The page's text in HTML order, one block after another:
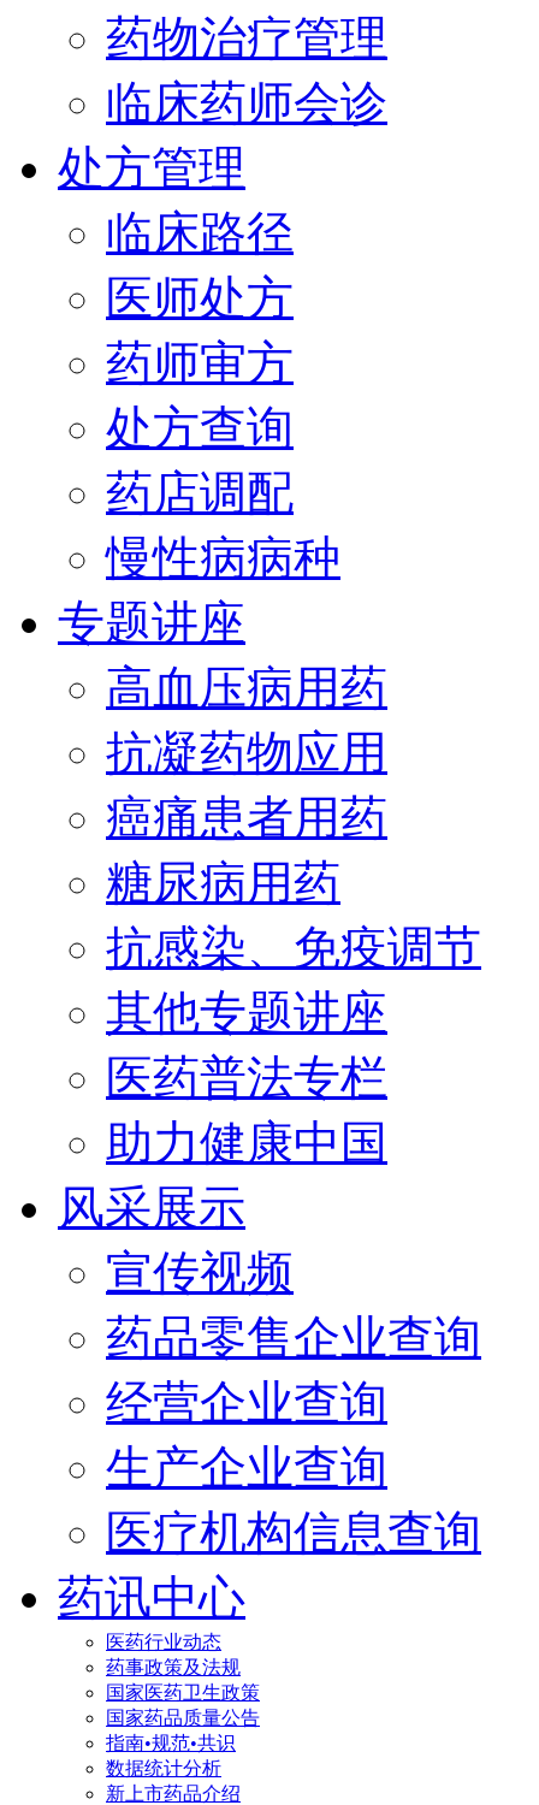
药物治疗管理
临床药师会诊
处方管理
临床路径
医师处方
药师审方
处方查询
药店调配
慢性病病种
专题讲座
高血压病用药
抗凝药物应用
癌痛患者用药
糖尿病用药
抗感染、免疫调节
其他专题讲座
医药普法专栏
助力健康中国
风采展示
宣传视频
药品零售企业查询
经营企业查询
生产企业查询
医疗机构信息查询
药讯中心
医药行业动态
药事政策及法规
国家医药卫生政策
国家药品质量公告
指南•规范•共识
数据统计分析
新上市药品介绍